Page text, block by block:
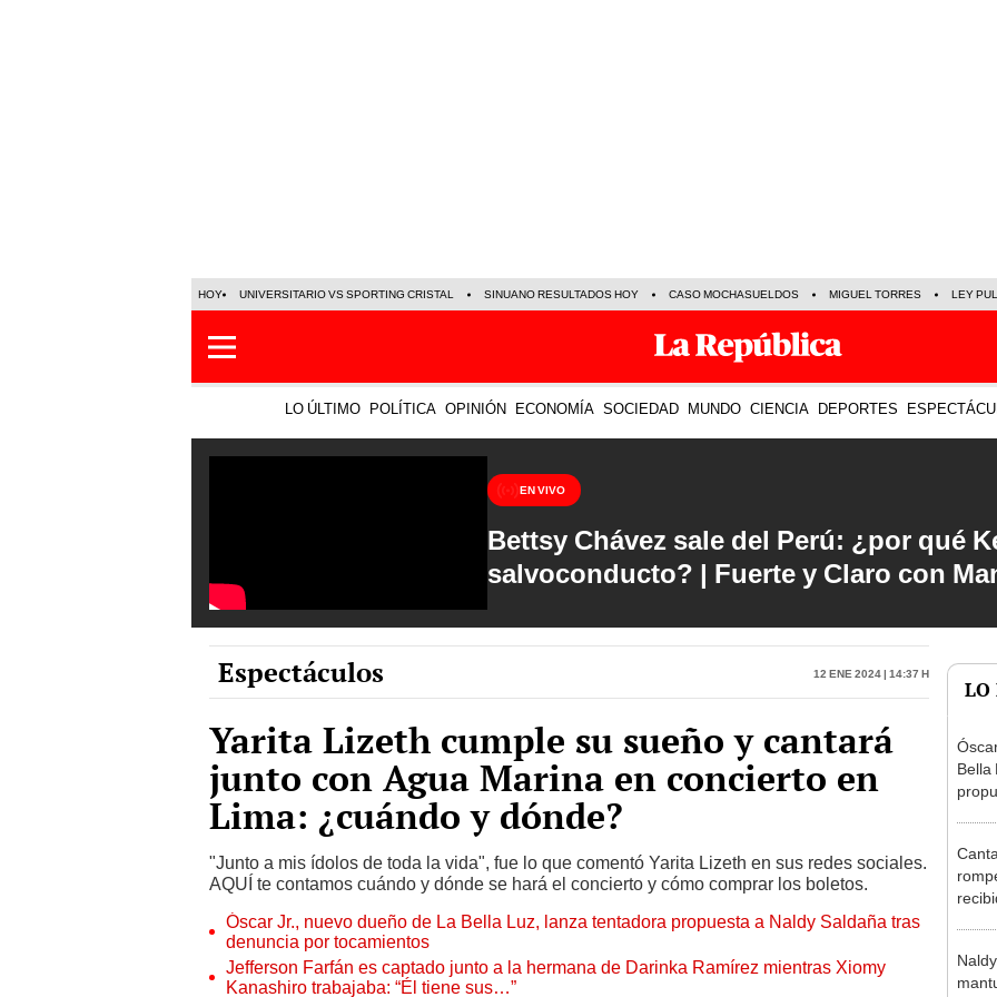
HOY UNIVERSITARIO VS SPORTING CRISTAL SINUANO RESULTADOS HOY CASO MOCHASUELDOS MIGUEL TORRES LEY
LO ÚLTIMO POLÍTICA OPINIÓN ECONOMÍA SOCIEDAD MUNDO CIENCIA DEPORTES
EN VIVO
Bettsy Chávez sale del Perú: ¿por qué
salvoconducto? | Fuerte y Claro con
Espectáculos 12 Ene 2024 | 14:37 h
Yarita Lizeth cumple su sueño y cantará
junto con Agua Marina en concierto en
Lima: ¿cuándo y dónde?
"Junto a mis ídolos de toda la vida", fue lo que comentó Yarita Lizeth en sus redes sociales.
AQUÍ te contamos cuándo y dónde se hará el concierto y cómo comprar los boletos.
Óscar Jr., nuevo dueño de La Bella Luz, lanza tentadora propuesta a Naldy Saldaña tras
denuncia por tocamientos
Jefferson Farfán es captado junto a la hermana de Darinka Ramírez mientras Xiomy
Kanashiro trabajaba: “Él tiene sus…”
LO
Bella
tipo